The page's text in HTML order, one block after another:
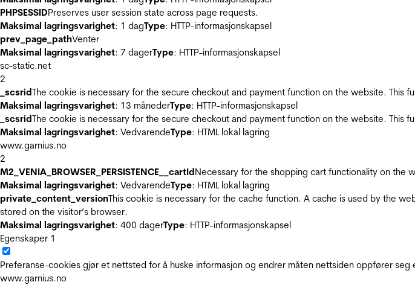
PHPSESSIDPreserves user session state across page requests.
Maksimal lagringsvarighet: 1 dagType: HTTP-informasjonskapsel
prev_page_pathVenter
Maksimal lagringsvarighet: 7 dagerType: HTTP-informasjonskapsel
sc-static.net
2
_scsridThe cookie is necessary for the secure checkout and payment function on the website. This
Maksimal lagringsvarighet: 13 månederType: HTTP-informasjonskapsel
_scsridThe cookie is necessary for the secure checkout and payment function on the website. This
Maksimal lagringsvarighet: VedvarendeType: HTML lokal lagring
www.garnius.no
2
M2_VENIA_BROWSER_PERSISTENCE__cartIdNecessary for the shopping cart functionality on the
Maksimal lagringsvarighet: VedvarendeType: HTML lokal lagring
private_content_versionThis cookie is necessary for the cache function. A cache is used by the
stored on the visitor’s browser.
Maksimal lagringsvarighet: 400 dagerType: HTTP-informasjonskapsel
Egenskaper 1
Preferanse-cookies gjør et nettsted for å huske informasjon og endrer måten nettsiden oppfører
www.garnius.no